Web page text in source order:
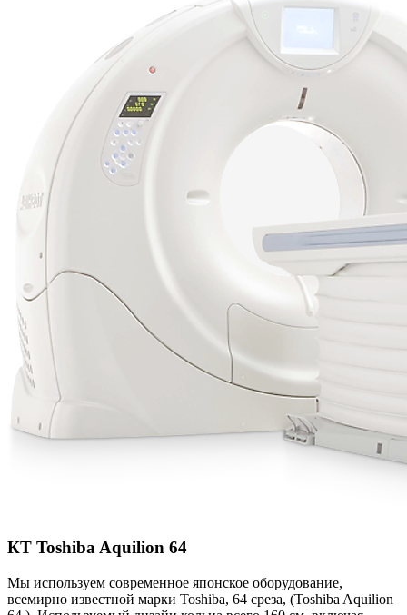
КТ Toshiba Aquilion 64
Мы используем современное японское оборудование,
всемирно известной марки Toshiba, 64 среза, (Toshiba Aquilion